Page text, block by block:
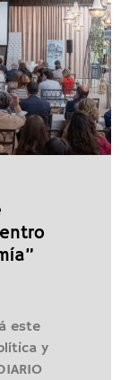
este
y